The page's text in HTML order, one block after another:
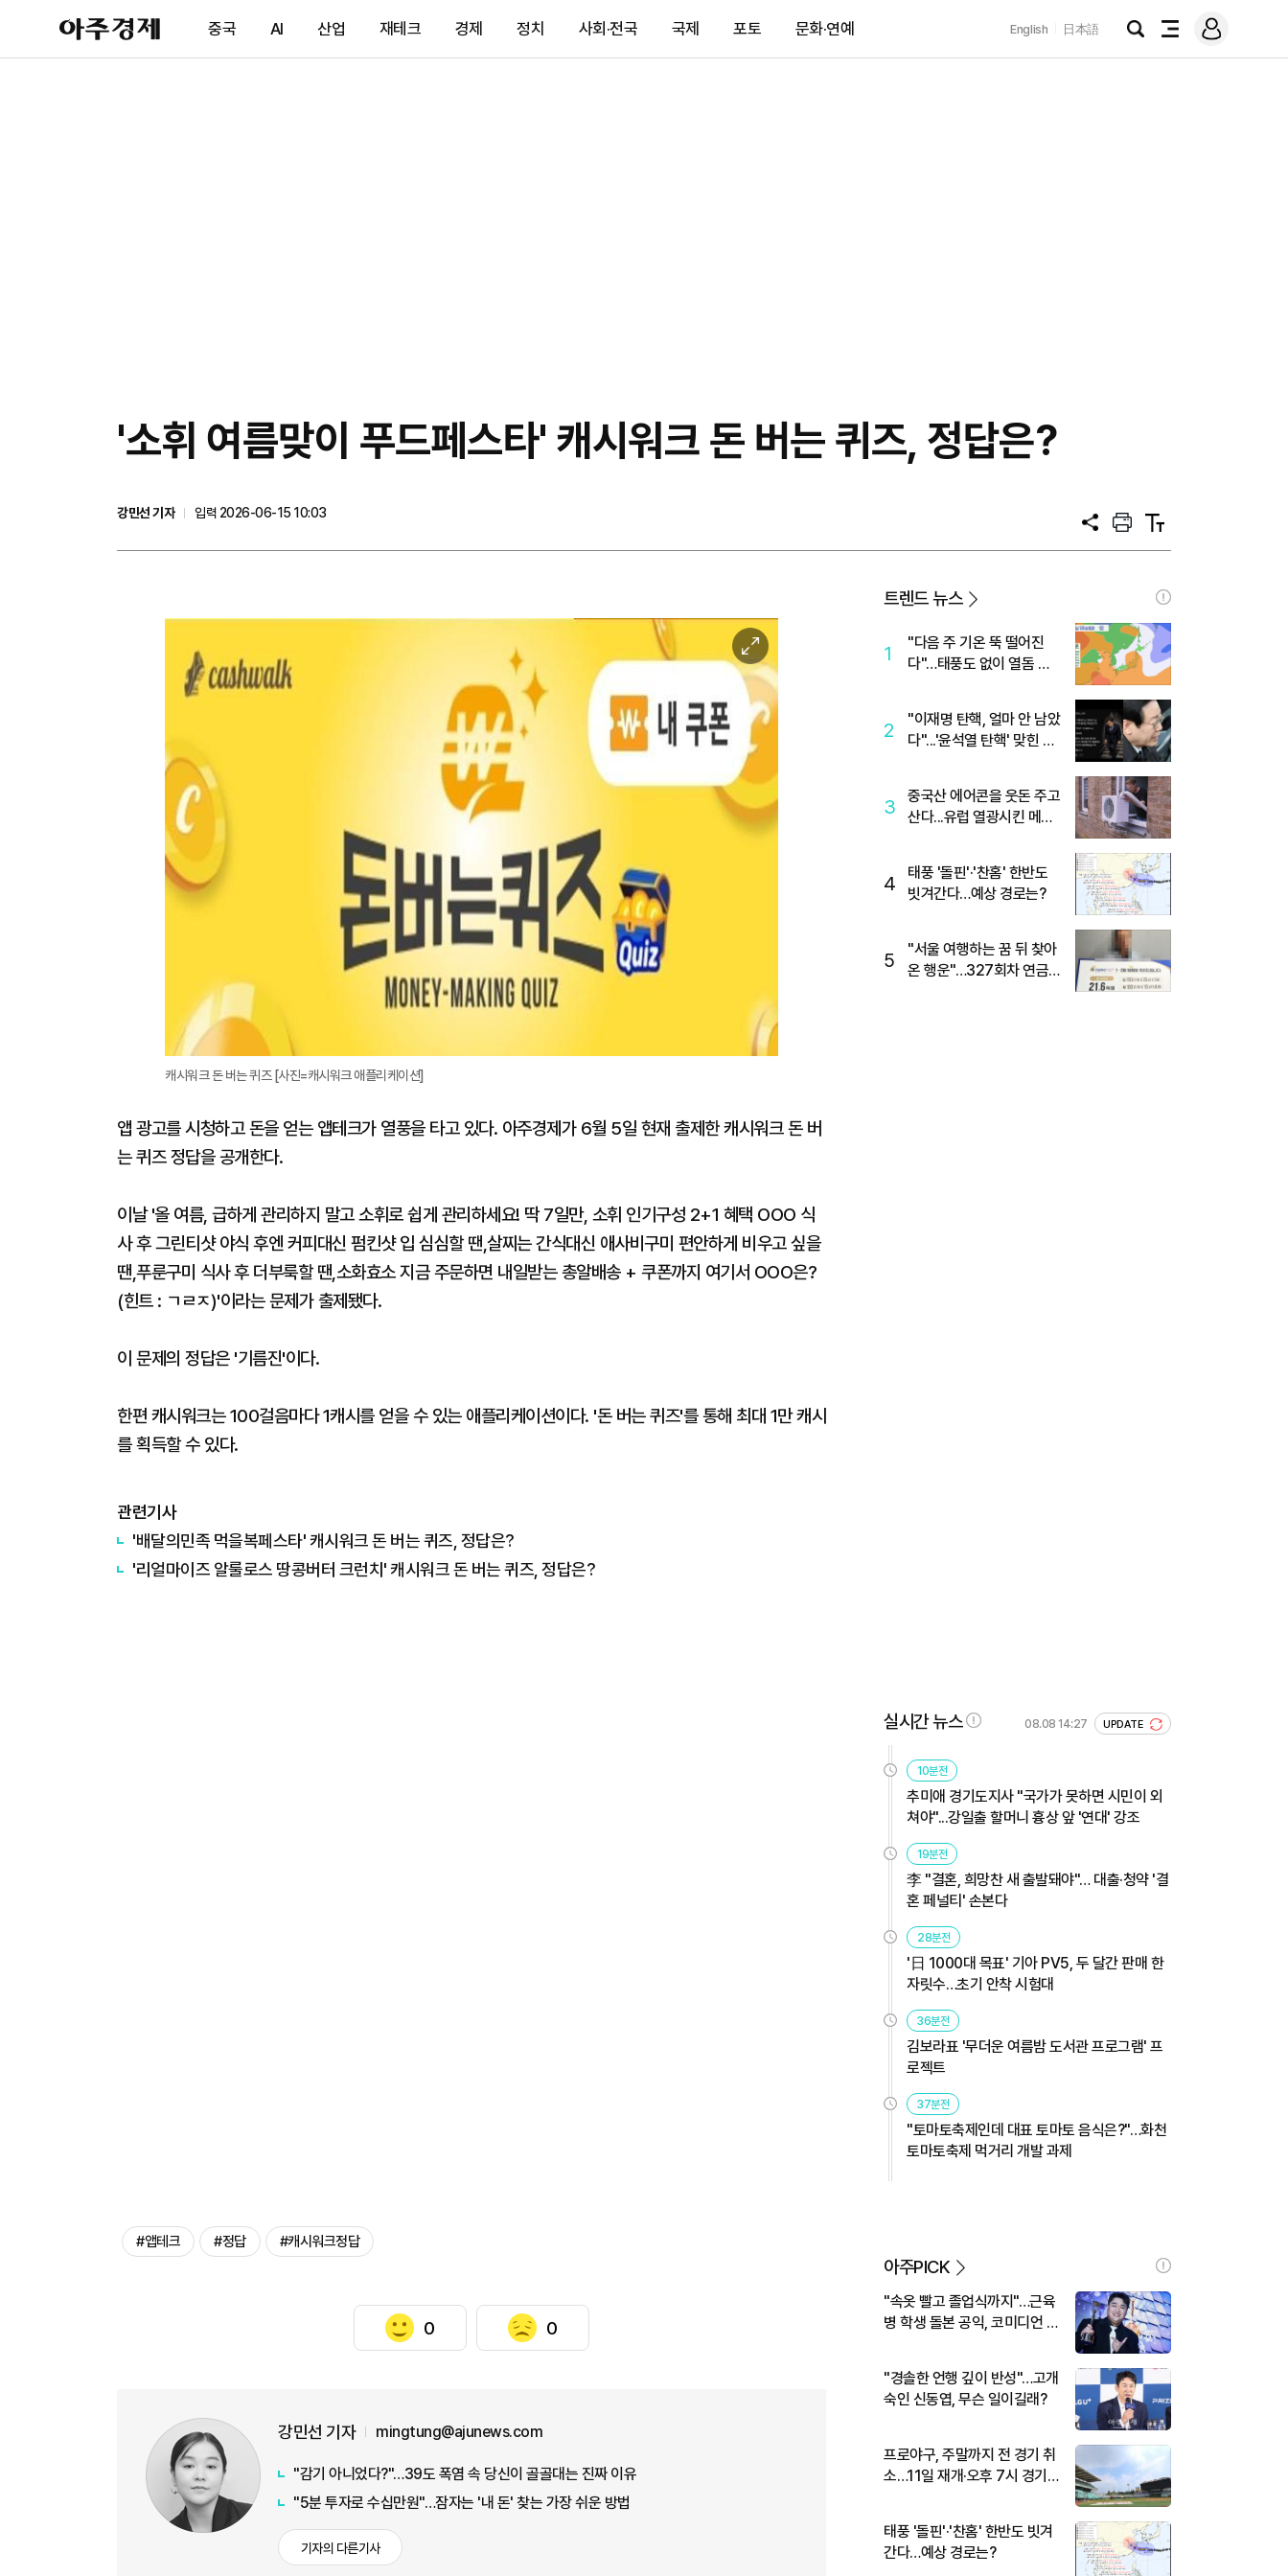
아
주
제
중국 AI 산업 재테크 경제 정치 사회·전국 국제 포토 문화·연예 English 日本語
검
전
메
그
'소휘 여름맞이 푸드페스타' 캐시워크 돈 버는 퀴즈, 정답은?
강민선 기자
입력 2026-06-15 10:03
공
프
트
텍
트
이
미
지
대
캐시워크 돈 버는 퀴즈 [사진=캐시워크 애플리케이션]
앱 광고를 시청하고 돈을 얻는 앱테크가 열풍을 타고 있다. 아주경제가 6월 5일 현재 출제한 캐시워크 돈 버
는 퀴즈 정답을 공개한다.
이날 '올 여름, 급하게 관리하지 말고 소휘로 쉽게 관리하세요! 딱 7일만, 소휘 인기구성 2+1 혜택 OOO 식
사 후 그린티샷 야식 후엔 커피대신 펌킨샷 입 심심할 땐,살찌는 간식대신 애사비구미 편안하게 비우고 싶을
땐,푸룬구미 식사 후 더부룩할 땐,소화효소 지금 주문하면 내일받는 총알배송 + 쿠폰까지 여기서 OOO은?
(힌트 : ㄱㄹㅈ)'이라는문제가 출제됐다.
이 문제의 정답은 '기름진'이 다.
한편 캐시워크는 100걸음마다 1캐시를 얻을 수 있는 애플리케이션이다. '돈 버는 퀴즈'를 통해 최대 1만 캐시
를 획득할 수 있다.
관련기사
'배달의민족 먹을복페스타' 캐시워크 돈 버는 퀴즈, 정답은?
'리얼마이즈 알룰로스 땅콩버터 크런치' 캐시워크 돈 버는 퀴즈, 정답은?
#앱테크 #정답 #캐시워크정답
0 0
강민선 기자 mingtung@ajunews.com
"감기 아니었다?"…39도 폭염 속 당신이 골골대는 진짜 이유
"5분 투자로 수십만원"…잠자는 '내 돈' 찾는 가장 쉬운 방법
기자의 다른기사
트렌드 뉴스
1
"다음 주 기온 뚝 떨어진
다"…태풍도 없이 열돔 박
2
"이재명 탄핵, 얼마 안 남았
다"...'윤석열 탄핵' 맞힌 무
3
중국산 에어콘을 웃돈 주고
산다...유럽 열광시킨 메이
4
태풍 '돌핀'·'찬홈' 한반도
빗겨간다…예상 경로는?
5
"서울 여행하는 꿈 뒤 찾아
온 행운"…327회차 연금
실시간 뉴스 08.08 14:27 UPDATE
10분전
추미애 경기도지사 "국가가 못하면 시민이 외
쳐야"...강일출 할머니 흉상 앞 '연대' 강조
19분전
李 "결혼, 희망찬 새 출발돼야"… 대출·청약 '결
혼 페널티' 손본다
28분전
'日 1000대 목표' 기아 PV5, 두 달간 판매 한
자릿수…초기 안착 시험대
36분전
김보라표 '무더운 여름밤 도서관 프로그램' 프
로젝트
37분전
"토마토축제인데 대표 토마토 음식은?"…화천
토마토축제 먹거리 개발 과제
아주PICK
"속옷 빨고 졸업식까지"…근육
병 학생 돌본 공익, 코미디언 김
"경솔한 언행 깊이 반성"…고개
숙인 신동엽, 무슨 일이길래?
프로야구, 주말까지 전 경기 취
소…11일 재개·오후 7시 경기
태풍 '돌핀'·'찬홈' 한반도 빗겨
간다…예상 경로는?